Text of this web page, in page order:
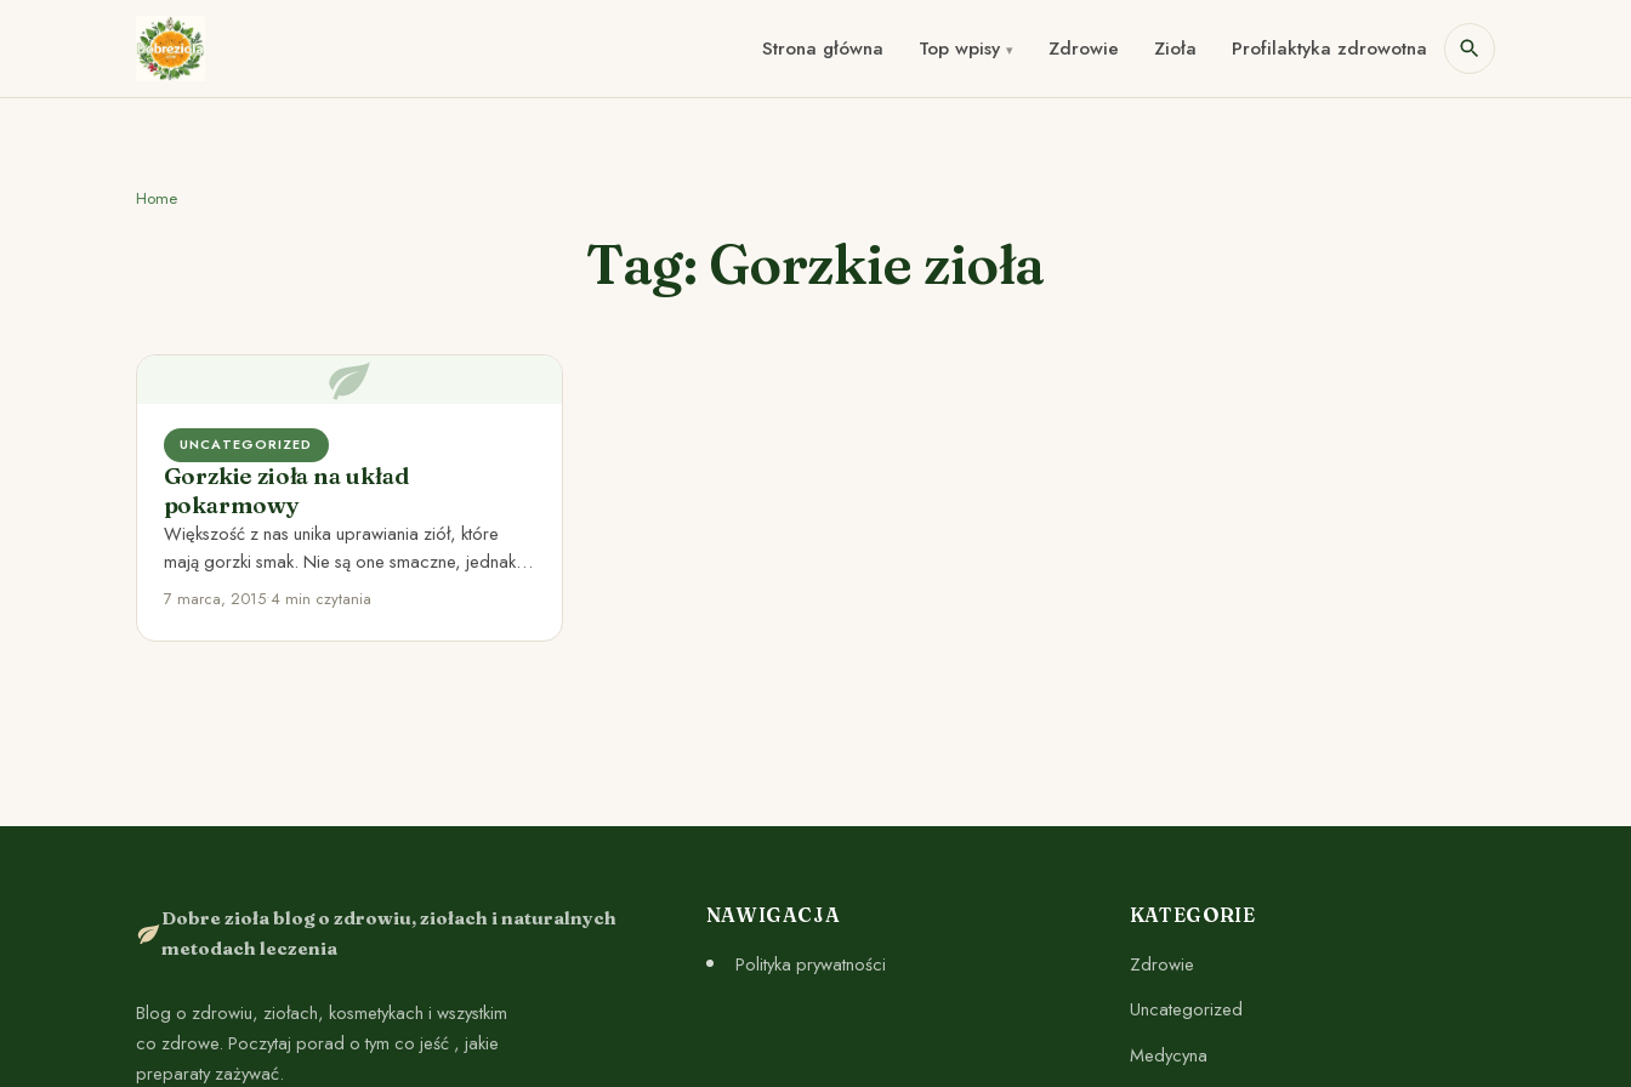
Strona główna Top wpisy Zdrowie Zioła Profilaktyka zdrowotna
Home
Tag: Gorzkie zioła
UNCATEGORIZED
Gorzkie zioła na układ
pokarmowy
Większość z nas unika uprawiania ziół, które
mają gorzki smak. Nie są one smaczne, jednak
mają wiele korzystnych…
7 marca, 2015•4 min czytania
Dobre zioła blog o zdrowiu, ziołach i naturalnych
metodach leczenia
Blog o zdrowiu, ziołach, kosmetykach i wszystkim
co zdrowe. Poczytaj porad o tym co jeść , jakie
preparaty zażywać.
NAWIGACJA
Polityka prywatności
KATEGORIE
Zdrowie
Uncategorized
Medycyna